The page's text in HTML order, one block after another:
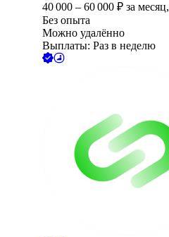
40 000 – 60 000 ₽ за месяц,
Без опыта
Можно удалённо
Выплаты: Раз в неделю